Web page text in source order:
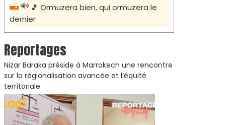
🎵 Ormuzera bien, qui ormuzera le
dernier
Reportages
Nizar Baraka préside à Marrakech une rencontre
sur la régionalisation avancée et l’équité
territoriale